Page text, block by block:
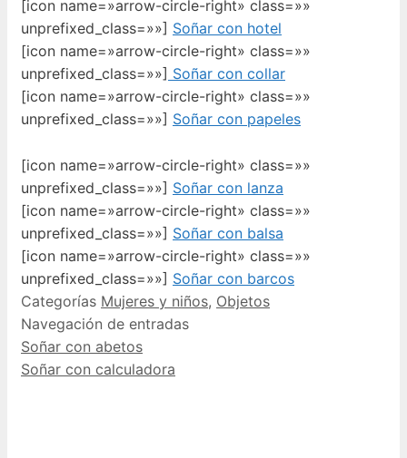
[icon name=»arrow-circle-right» class=»»
unprefixed_class=»»] Soñar con hotel
[icon name=»arrow-circle-right» class=»»
unprefixed_class=»»] Soñar con collar
[icon name=»arrow-circle-right» class=»»
unprefixed_class=»»] Soñar con papeles
[icon name=»arrow-circle-right» class=»»
unprefixed_class=»»] Soñar con lanza
[icon name=»arrow-circle-right» class=»»
unprefixed_class=»»] Soñar con balsa
[icon name=»arrow-circle-right» class=»»
unprefixed_class=»»] Soñar con barcos
Categorías Mujeres y niños, Objetos
Navegación de entradas
Soñar con abetos
Soñar con calculadora